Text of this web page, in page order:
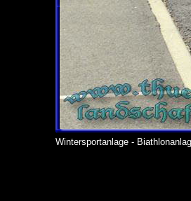
Wintersportanlage -